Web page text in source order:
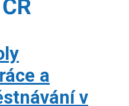
a
v